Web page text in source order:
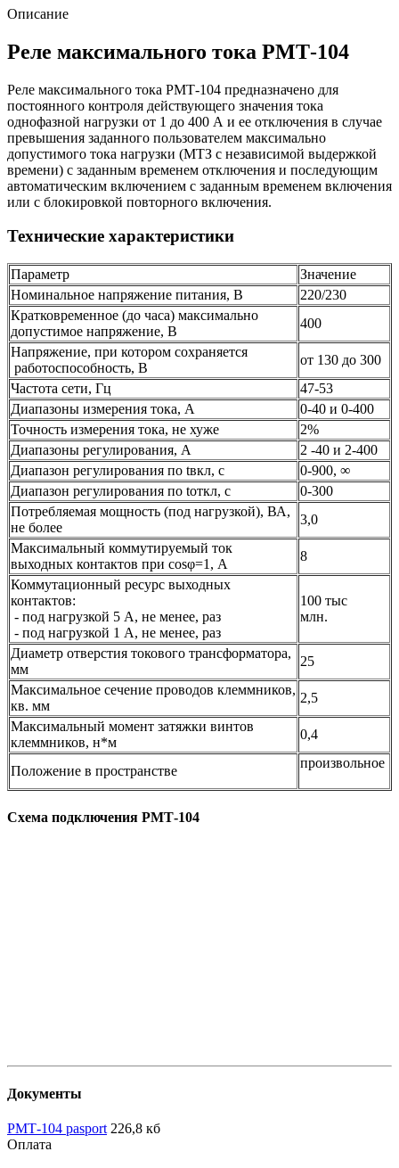
Описание
Реле максимального тока РМТ-104
Реле максимального тока РМТ-104 предназначено для
постоянного контроля действующего значения тока
однофазной нагрузки от 1 до 400 А и ее отключения в случае
превышения заданного пользователем максимально
допустимого тока нагрузки (МТЗ с независимой выдержкой
времени) с заданным временем отключения и последующим
автоматическим включением с заданным временем включения
или с блокировкой повторного включения.
Технические характеристики
Параметр
Значение
Номинальное напряжение питания, В
220/230
Кратковременное (до часа) максимально
допустимое напряжение, В
400
Напряжение, при котором сохраняется
работоспособность, В
от 130 до 300
Частота сети, Гц
47-53
Диапазоны измерения тока, А
0-40 и 0-400
Точность измерения тока, не хуже
2%
Диапазоны регулирования, А
2 -40 и 2-400
Диапазон регулирования по tвкл, с
0-900, ∞
Диапазон регулирования по tоткл, с
0-300
Потребляемая мощность (под нагрузкой), ВА,
не более
3,0
Максимальный коммутируемый ток
выходных контактов при cosφ=1, А
8
Коммутационный ресурс выходных
контактов:
- под нагрузкой 5 А, не менее, раз
- под нагрузкой 1 А, не менее, раз
100 тыс
млн.
Диаметр отверстия токового трансформатора,
мм
25
Максимальное сечение проводов клеммников,
кв. мм
2,5
Максимальный момент затяжки винтов
клеммников, н*м
0,4
Положение в пространстве
произвольное
Схема подключения РМТ-104
Документы
РМТ-104 pasport 226,8 кб
Оплата